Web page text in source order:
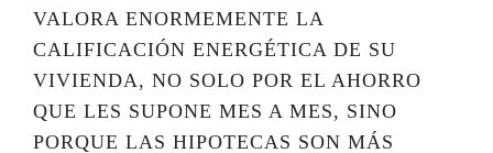
VALORA ENORMEMENTE LA
CALIFICACIÓN ENERGÉTICA DE SU
VIVIENDA, NO SOLO POR EL AHORRO
QUE LES SUPONE MES A MES, SINO
PORQUE LAS HIPOTECAS SON MÁS